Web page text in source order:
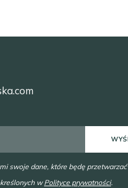
swoje dane, które będę
wPolityce prywatności.